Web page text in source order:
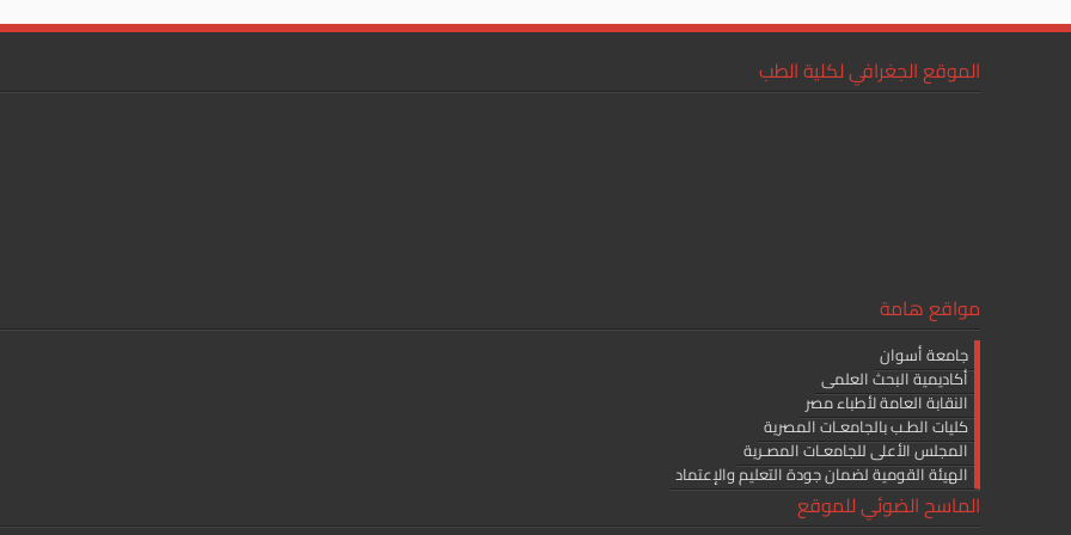
الموقع الجغرافي لكلية الطب
مواقع هامة
جامعة أسوان
أكاديمية البحث العلمى
النقابة العامة لأطباء مصر
كليات الطـب بالجامعـات المصرية
المجلس الأعلى للجامعـات المصـرية
الهيئة القومية لضمان جودة التعليم والإعتماد
الماسح الضوئي للموقع